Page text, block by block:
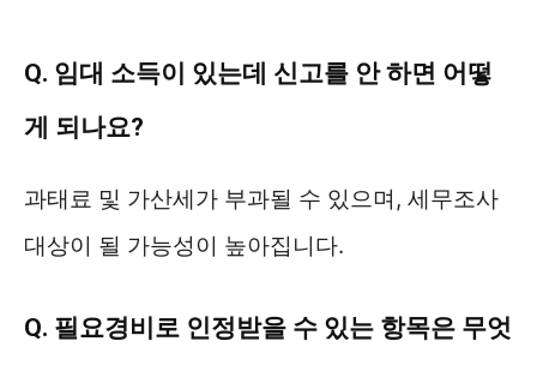
Q. 임대 소득이 있는데 신고를 안 하면 어떻
게 되나요?
과태료 및 가산세가 부과될 수 있으며, 세무조사
대상이 될 가능성이 높아집니다.
Q. 필요경비로 인정받을 수 있는 항목은 무엇